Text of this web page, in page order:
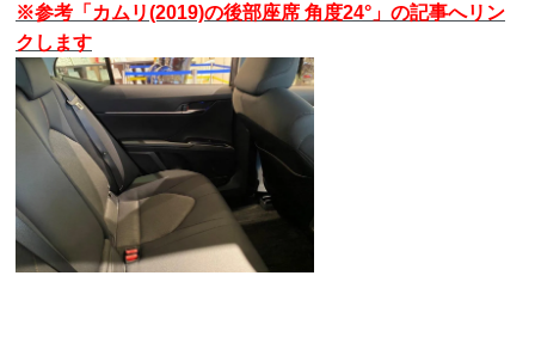
※参考「カムリ(2019)の後部座席 角度24°」の記事へリン
クします